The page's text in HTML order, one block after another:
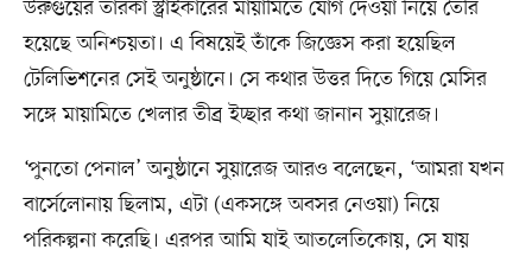
উরুগুয়ের তারকা স্ট্রাইকারের মায়ামিতে যোগ দেওয়া নিয়ে তৈরি
হয়েছে অনিশ্চয়তা। এ বিষয়েই তাঁকে জিজ্ঞেস করা হয়েছিল
টেলিভিশনের সেই অনুষ্ঠানে। সে কথার উত্তর দিতে গিয়ে মেসির
সঙ্গে মায়ামিতে খেলার তীব্র ইচ্ছার কথা জানান সুয়ারেজ।
‘পুনতো পেনাল’ অনুষ্ঠানে সুয়ারেজ আরও বলেছেন, ‘আমরা যখন
বার্সেলোনায় ছিলাম, এটা (একসঙ্গে অবসর নেওয়া) নিয়ে
পরিকল্পনা করেছি। এরপর আমি যাই আতলেতিকোয়, সে যায়